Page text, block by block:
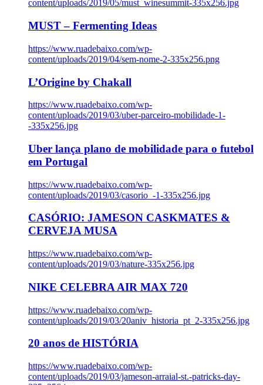
content/uploads/2019/05/must_winesummit-335x256.jpg
MUST – Fermenting Ideas
https://www.ruadebaixo.com/wp-
content/uploads/2019/04/sem-nome-2-335x256.png
L’Origine by Chakall
https://www.ruadebaixo.com/wp-
content/uploads/2019/03/uber-parceiro-mobilidade-1-
-335x256.jpg
Uber lança plano de mobilidade para o futebol
em Portugal
https://www.ruadebaixo.com/wp-
content/uploads/2019/03/casorio_-1-335x256.jpg
CASÓRIO: JAMESON CASKMATES &
CERVEJA MUSA
https://www.ruadebaixo.com/wp-
content/uploads/2019/03/nature-335x256.jpg
NIKE CELEBRA AIR MAX 720
https://www.ruadebaixo.com/wp-
content/uploads/2019/03/20aniv_historia_pt_2-335x256.jpg
20 anos de HISTÓRIA
https://www.ruadebaixo.com/wp-
content/uploads/2019/03/jameson-arraial-st.-patricks-day-